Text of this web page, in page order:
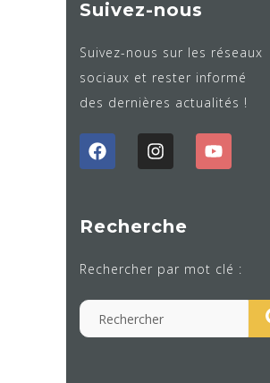
Suivez-nous
Suivez-nous sur les réseaux
sociaux et rester informé
des dernières actualités !
Recherche
Rechercher par mot clé :